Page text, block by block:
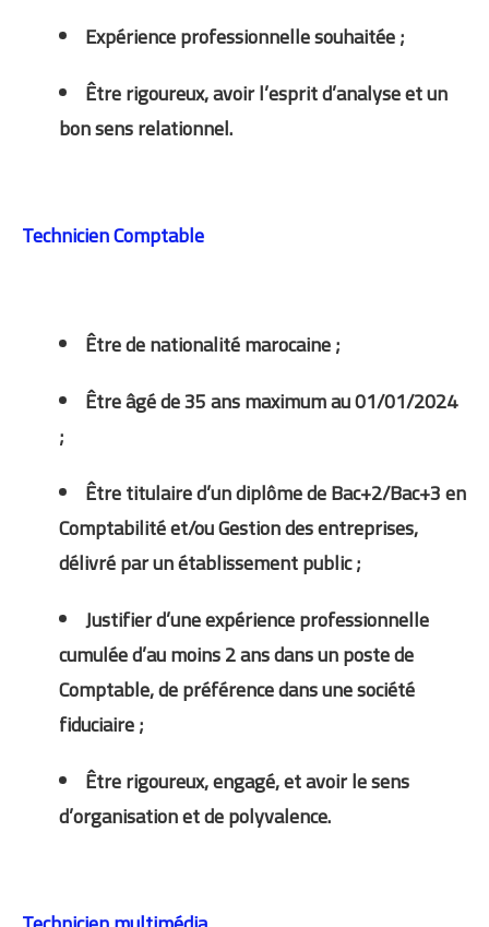
Expérience professionnelle souhaitée ;
Être rigoureux, avoir l’esprit d’analyse et un
bon sens relationnel.
Technicien Comptable
Être de nationalité marocaine ;
Être âgé de 35 ans maximum au 01/01/2024
;
Être titulaire d’un diplôme de Bac+2/Bac+3 en
Comptabilité et/ou Gestion des entreprises,
délivré par un établissement public ;
Justifier d’une expérience professionnelle
cumulée d’au moins 2 ans dans un poste de
Comptable, de préférence dans une société
fiduciaire ;
Être rigoureux, engagé, et avoir le sens
d’organisation et de polyvalence.